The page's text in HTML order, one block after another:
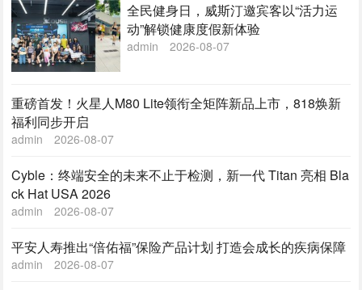
全民健身日，威斯汀邀宾客以“活力运
动”解锁健康度假新体验
admin 2026-08-07
重磅首发！火星人M80 Lite领衔全矩阵新品上市，818焕新
福利同步开启
admin 2026-08-07
Cyble：终端安全的未来不止于检测，新一代 Titan 亮相 Bla
ck Hat USA 2026
admin 2026-08-07
平安人寿推出“倍佑福”保险产品计划 打造会成长的疾病保障
admin 2026-08-07